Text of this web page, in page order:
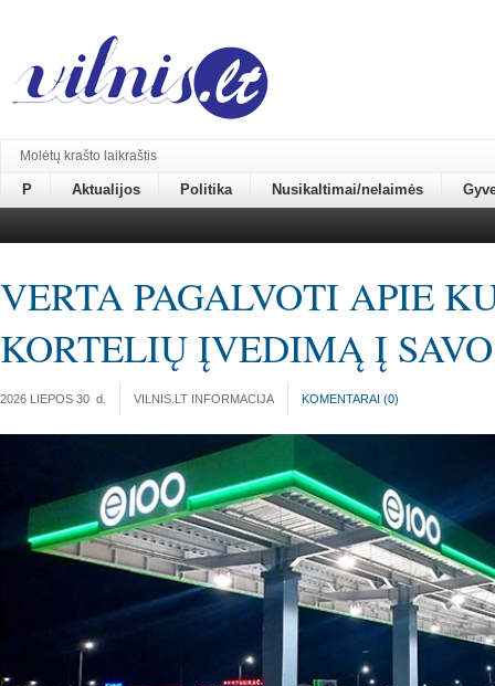
Molėtų krašto laikraštis
P Aktualijos Politika Nusikaltimai/nelaimės
VERTA PAGALVOTI APIE
KORTELIŲ ĮVEDIMĄ Į
2026 LIEPOS 30 d. VILNIS.LT INFORMACIJA KOMENTARAI (0)